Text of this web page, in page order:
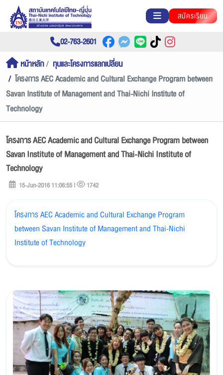
สมัครเรียน
02-763-2601
หน้าหลัก
ทุนและโครงการแลกเปลี่ยน
โครงการ AEC Academic and Cultural Exchange Program between
Savan Institute of Management and Thai-Nichi Institute of
Technology
โครงการ AEC Academic and Cultural Exchange Program between
Savan Institute of Management and Thai-Nichi Institute of
Technology
15-Jun-2016 11:06:55 | 1742
โครงการ AEC Academic and Cultural Exchange Program
between Savan Institute of Management and Thai-Nichi
Institute of Technology